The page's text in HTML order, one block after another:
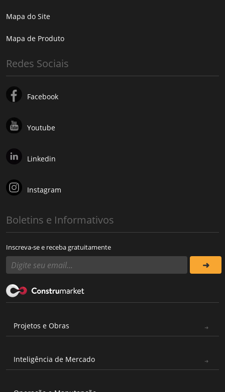
Mapa do Site
Mapa de Produto
Redes Sociais
Facebook
Youtube
Linkedin
Instagram
Boletins e Informativos
Inscreva-se e receba gratuitamente
Projetos e Obras
Inteligência de Mercado